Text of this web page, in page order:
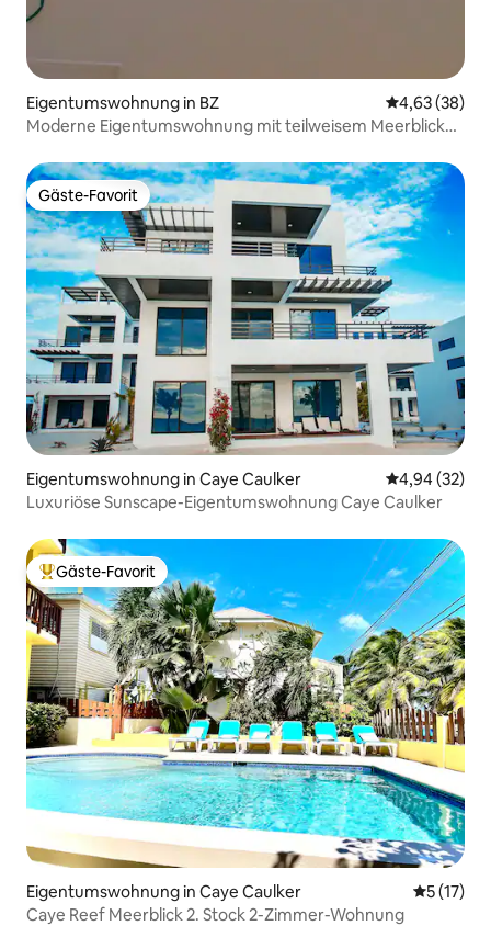
Eigentumswohnung in BZ
4,63 (38)
Moderne Eigentumswohnung mit teilweisem Meerblick
Gäste-Favorit
Gäste-Favorit
Eigentumswohnung in Caye Caulker
4,94 (32)
Luxuriöse Sunscape-Eigentumswohnung Caye Caulker
Beliebter Gäste-Favorit.
Gäste-Favorit
Eigentumswohnung in Caye Caulker
5 (17)
Caye Reef Meerblick 2. Stock 2-Zimmer-Wohnung